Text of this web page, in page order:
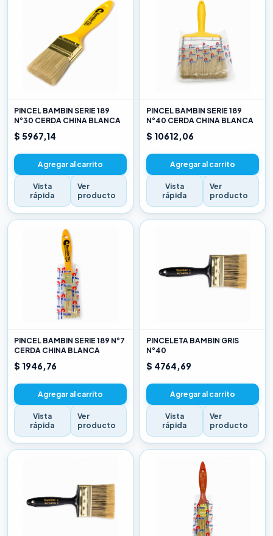
PINCEL BAMBIN SERIE 189
N°30 CERDA CHINA BLANCA
$ 5967,14
Agregar al carrito
Vista
rápida
Ver
producto
PINCEL BAMBIN SERIE 189
N°40 CERDA CHINA BLANCA
$ 10612,06
Agregar al carrito
Vista
rápida
Ver
producto
PINCEL BAMBIN SERIE 189 N°7
CERDA CHINA BLANCA
$ 1946,76
Agregar al carrito
Vista
rápida
Ver
producto
PINCELETA BAMBIN GRIS
N°40
$ 4764,69
Agregar al carrito
Vista
rápida
Ver
producto